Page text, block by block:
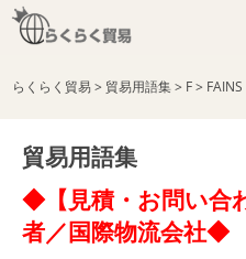
らくらく貿易> 貿易用語集> F> FAINS
貿易用語集
◆【見積・お問い合
者／国際物流会社◆